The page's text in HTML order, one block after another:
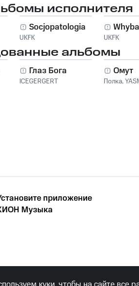
исполнителя
Socjopatologia
UKFK
Whyba
UKFK
альбомы
Глаз Бога
ICEGERGERT
Омут
Полка,
приложение
Музыка
наркотических средств,